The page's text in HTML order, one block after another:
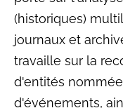
(historiques)
journaux et
travaille sur la
d'entités
d'événements,